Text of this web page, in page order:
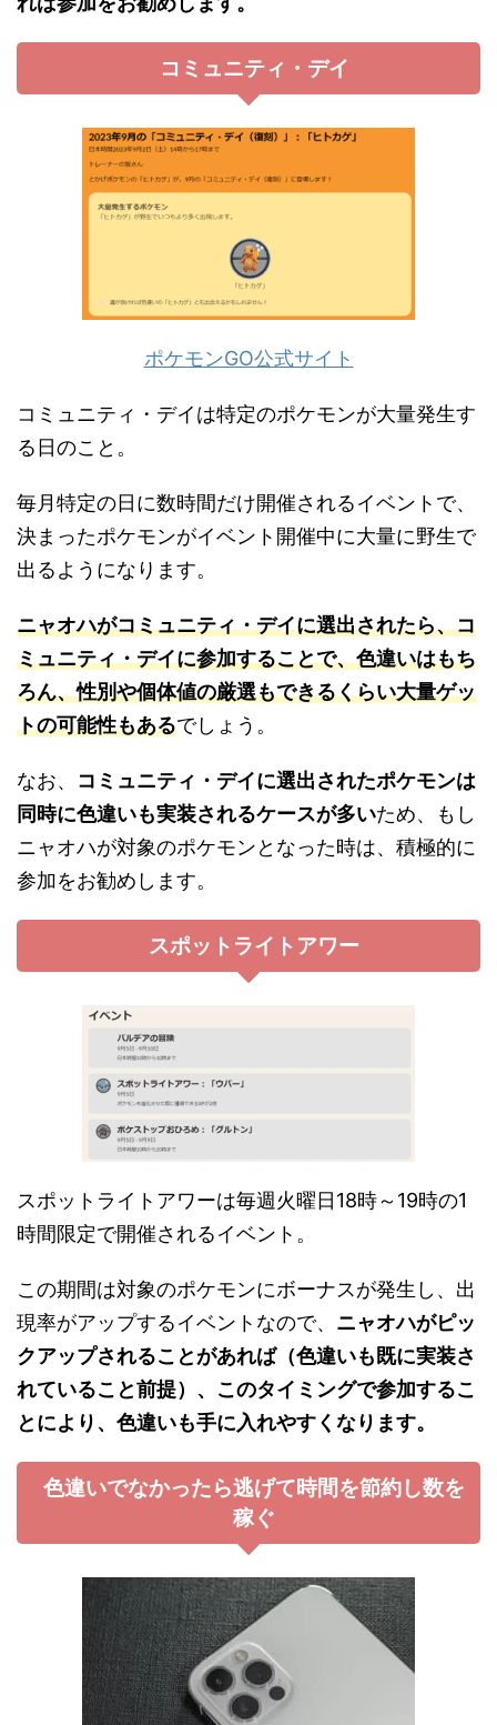
コミュニティ・デイ
ポケモンGO公式サイト
コミュニティ・デイは特定のポケモンが大量発生す
る日のこと。
毎月特定の日に数時間だけ開催されるイベントで、
決まったポケモンがイベント開催中に大量に野生で
出るようになります。
ニャオハがコミュニティ・デイに選出されたら、コ
ミュニティ・デイに参加することで、色違いはもち
ろん、性別や個体値の厳選もできるくらい大量ゲッ
トの可能性もあるでしょう。
なお、 コミュニティ・デイに選出されたポケモンは
同時に色違いも実装されるケースが多いため、もし
ニャオハが対象のポケモンとなった時は、積極的に
参加をお勧めします。
スポットライトアワー
スポットライトアワーは毎週火曜日18時～19時の1
時間限定で開催されるイベント。
この期間は対象のポケモンにボーナスが発生し、出
現率がアップするイベントなので、 ニャオハがピッ
クアップされることがあれば（色違いも既に実装さ
れていること前提）、このタイミングで参加するこ
とにより、色違いも手に入れやすくなります。
色違いでなかったら逃げて時間を節約し数を
稼ぐ